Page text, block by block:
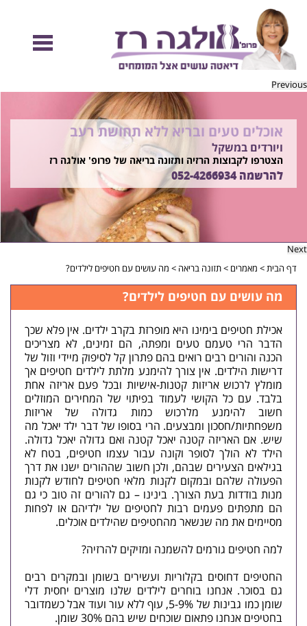
Previous
להיות מוכנות לקיץ הזה ולזה שאחריו!
בשיטת ד"ר אולגה רז
רוצים ללמוד איך?
התקשרו 052-4266934
אוכלים טעים ובריא ללא תחושת רעב
ויורדים במשקל
הצטרפו לקבוצות הרזיה ותזונה בריאה של פרופ' אולגה רז
להרשמה052-4266934
Next
דף הבית> מאמרים >תזונה בריאה > מה עושים עם חטיפים לילדים?
מה עושים עם חטיפים לילדים?
אכילת חטיפים בימינו היא מופרזת בקרב ילדים. אין פלא שכך
הדבר הרי טעמם טעים ומפתה, הם זמינים, לא מצריכים
הכנה והורים רבים רואים בהם פתרון קל לסיפוק מיידי וזול של
דרישות הילדים. אין צורך להימנע מלתת לילדים חטיפים אך
מומלץ לרכוש אריזות קטנות-אישיות ובכל פעם אריזה אחת
בלבד. עם כל הקושי לעמוד בפיתוי של המחירים המוזלים
חשוב להימנע מלרכוש כמות גדולה של אריזות
משפחתיות/חסכון ומבצעים. הרי בסופו של דבר ילד יאכל מה
שיש. אם האריזה קטנה יאכל קטנה ואם גדולה יאכל גדולה.
הילד לא הולך לסופר וקונה עבור עצמו חטיפים, בטח לא
בגילאים הצעירים שבהם, ולכן חשוב שההורים ישנו את דרך
הפעולה שלהם ובמקום לקנות מלאי חטיפים לחודש לקנות
מנות בודדות בעת הצורך. בינינו – גם להורים זה טוב כי גם
הם מתפתים פעמים רבות לחטיפים של ילדיהם או לפחות
מסיימים את מה שנשאר מהחטיפים שהילדים אוכלים.
למה חטיפים גורמים להשמנה ומזיקים להרזיה?
החטיפים דחוסים בקלוריות ועשירים בשומן ובמקרים רבים
גם בסוכר. אנחנו בוחרים לילדים שלנו מוצרים יחסית דלי
שומן כמו גבינות של 5-9%, עוף ללא עור ועוד אבל כשמדובר
בחטיפים אנחנו פתאום שוכחים שיש בהם 30% שומן.